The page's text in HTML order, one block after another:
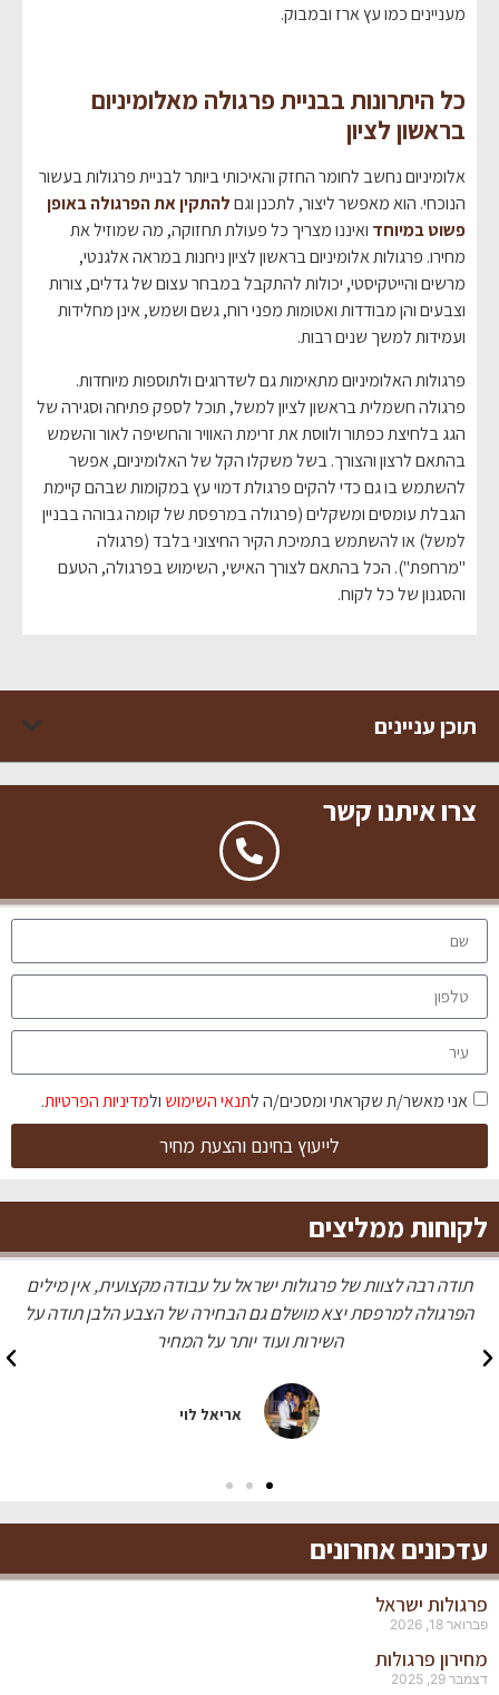
מעניינים כמו עץ ארז ובמבוק.
כל היתרונות בבניית פרגולה מאלומיניום
בראשון לציון
אלומיניום נחשב לחומר החזק והאיכותי ביותר לבניית פרגולות בעשור
הנוכחי. הוא מאפשר ליצור, לתכנן וגםלהתקין את הפרגולה באופן
פשוט במיוחד ואיננו מצריך כל פעולת תחזוקה, מה שמוזיל את
מחירו. פרגולות אלומיניום בראשון לציון ניחנות במראה אלגנטי,
מרשים והייטקיסטי, יכולות להתקבל במבחר עצום של גדלים, צורות
וצבעים והן מבודדות ואטומות מפני רוח, גשם ושמש, אינן מחלידות
ועמידות למשך שנים רבות.
פרגולות האלומיניום מתאימות גם לשדרוגים ולתוספות מיוחדות.
פרגולה חשמלית בראשון לציון למשל, תוכל לספק פתיחה וסגירה של
הגג בלחיצת כפתור ולווסת את זרימת האוויר והחשיפה לאור והשמש
בהתאם לרצון והצורך. בשל משקלו הקל של האלומיניום, אפשר
להשתמש בו גם כדי להקים פרגולת דמוי עץ במקומות שבהם קיימת
הגבלת עומסים ומשקלים (פרגולה במרפסת של קומה גבוהה בבניין
למשל) או להשתמש בתמיכת הקיר החיצוני בלבד (פרגולה
"מרחפת"). הכל בהתאם לצורך האישי, השימוש בפרגולה, הטעם
והסגנון של כל לקוח.
תוכן עניינים
צרו איתנו קשר
אני מאשר/ת שקראתי ומסכים/ה לתנאי השימוש ולמדיניות הפרטיות.
לייעוץ בחינם והצעת מחיר
לקוחות ממליצים
מילים
על
עשו לי פרגולה מדהימה בצבע עץ טיק, כל השכנים התלהבו
מעולה ומחיר הוגן
עדכונים אחרונים
פרגולות ישראל
פברואר 18, 2026
מחירון פרגולות
דצמבר 29, 2025